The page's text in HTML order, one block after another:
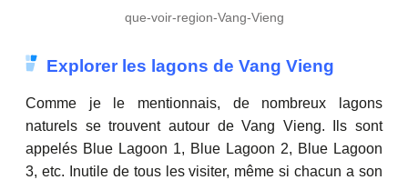
que-voir-region-Vang-Vieng
Explorer les lagons de Vang Vieng
Comme je le mentionnais, de nombreux lagons
naturels se trouvent autour de Vang Vieng. Ils sont
appelés Blue Lagoon 1, Blue Lagoon 2, Blue Lagoon
3, etc. Inutile de tous les visiter, même si chacun a son